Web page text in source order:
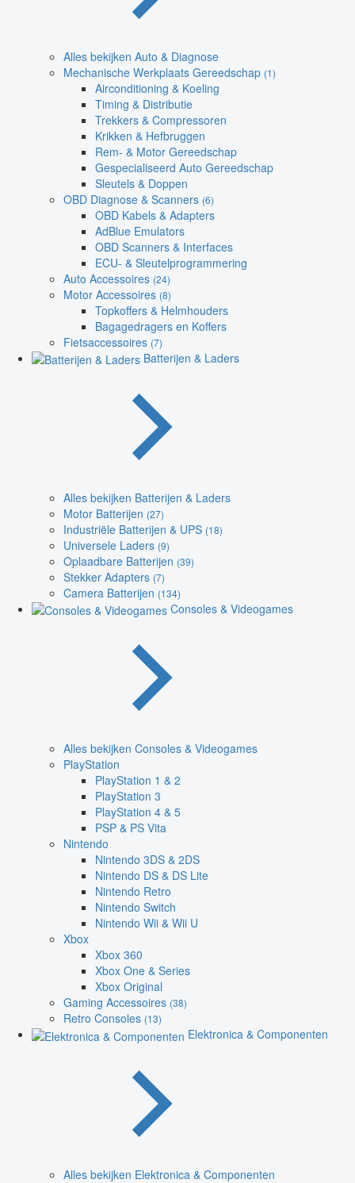
Alles bekijken Auto & Diagnose
Mechanische Werkplaats Gereedschap (1)
Airconditioning & Koeling
Timing & Distributie
Trekkers & Compressoren
Krikken & Hefbruggen
Rem- & Motor Gereedschap
Gespecialiseerd Auto Gereedschap
Sleutels & Doppen
OBD Diagnose & Scanners (6)
OBD Kabels & Adapters
AdBlue Emulators
OBD Scanners & Interfaces
ECU- & Sleutelprogrammering
Auto Accessoires (24)
Motor Accessoires (8)
Topkoffers & Helmhouders
Bagagedragers en Koffers
Fietsaccessoires (7)
Batterijen & Laders
Alles bekijken Batterijen & Laders
Motor Batterijen (27)
Industriële Batterijen & UPS (18)
Universele Laders (9)
Oplaadbare Batterijen (39)
Stekker Adapters (7)
Camera Batterijen (134)
Consoles & Videogames
Alles bekijken Consoles & Videogames
PlayStation
PlayStation 1 & 2
PlayStation 3
PlayStation 4 & 5
PSP & PS Vita
Nintendo
Nintendo 3DS & 2DS
Nintendo DS & DS Lite
Nintendo Retro
Nintendo Switch
Nintendo Wii & Wii U
Xbox
Xbox 360
Xbox One & Series
Xbox Original
Gaming Accessoires (38)
Retro Consoles (13)
Elektronica & Componenten
Alles bekijken Elektronica & Componenten